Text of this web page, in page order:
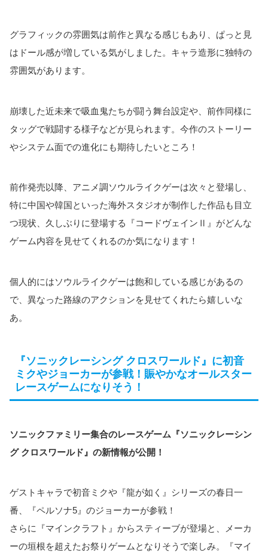
グラフィックの雰囲気は前作と異なる感じもあり、ぱっと見
はドール感が増している気がしました。キャラ造形に独特の
雰囲気があります。
崩壊した近未来で吸血鬼たちが闘う舞台設定や、前作同様に
タッグで戦闘する様子などが見られます。今作のストーリー
やシステム面での進化にも期待したいところ！
前作発売以降、アニメ調ソウルライクゲーは次々と登場し、
特に中国や韓国といった海外スタジオが制作した作品も目立
つ現状、久しぶりに登場する『コードヴェインⅡ』がどんな
ゲーム内容を見せてくれるのか気になります！
個人的にはソウルライクゲーは飽和している感じがあるの
で、異なった路線のアクションを見せてくれたら嬉しいな
あ。
『ソニックレーシング クロスワールド』に初音
ミクやジョーカーが参戦！賑やかなオールスター
レースゲームになりそう！
ソニックファミリー集合のレースゲーム『ソニックレーシン
グ クロスワールド』の新情報が公開！
ゲストキャラで初音ミクや『龍が如く』シリーズの春日一
番、『ペルソナ5』のジョーカーが参戦！
さらに『マインクラフト』からスティーブが登場と、メーカ
ーの垣根を超えたお祭りゲームとなりそうで楽しみ。『マイ